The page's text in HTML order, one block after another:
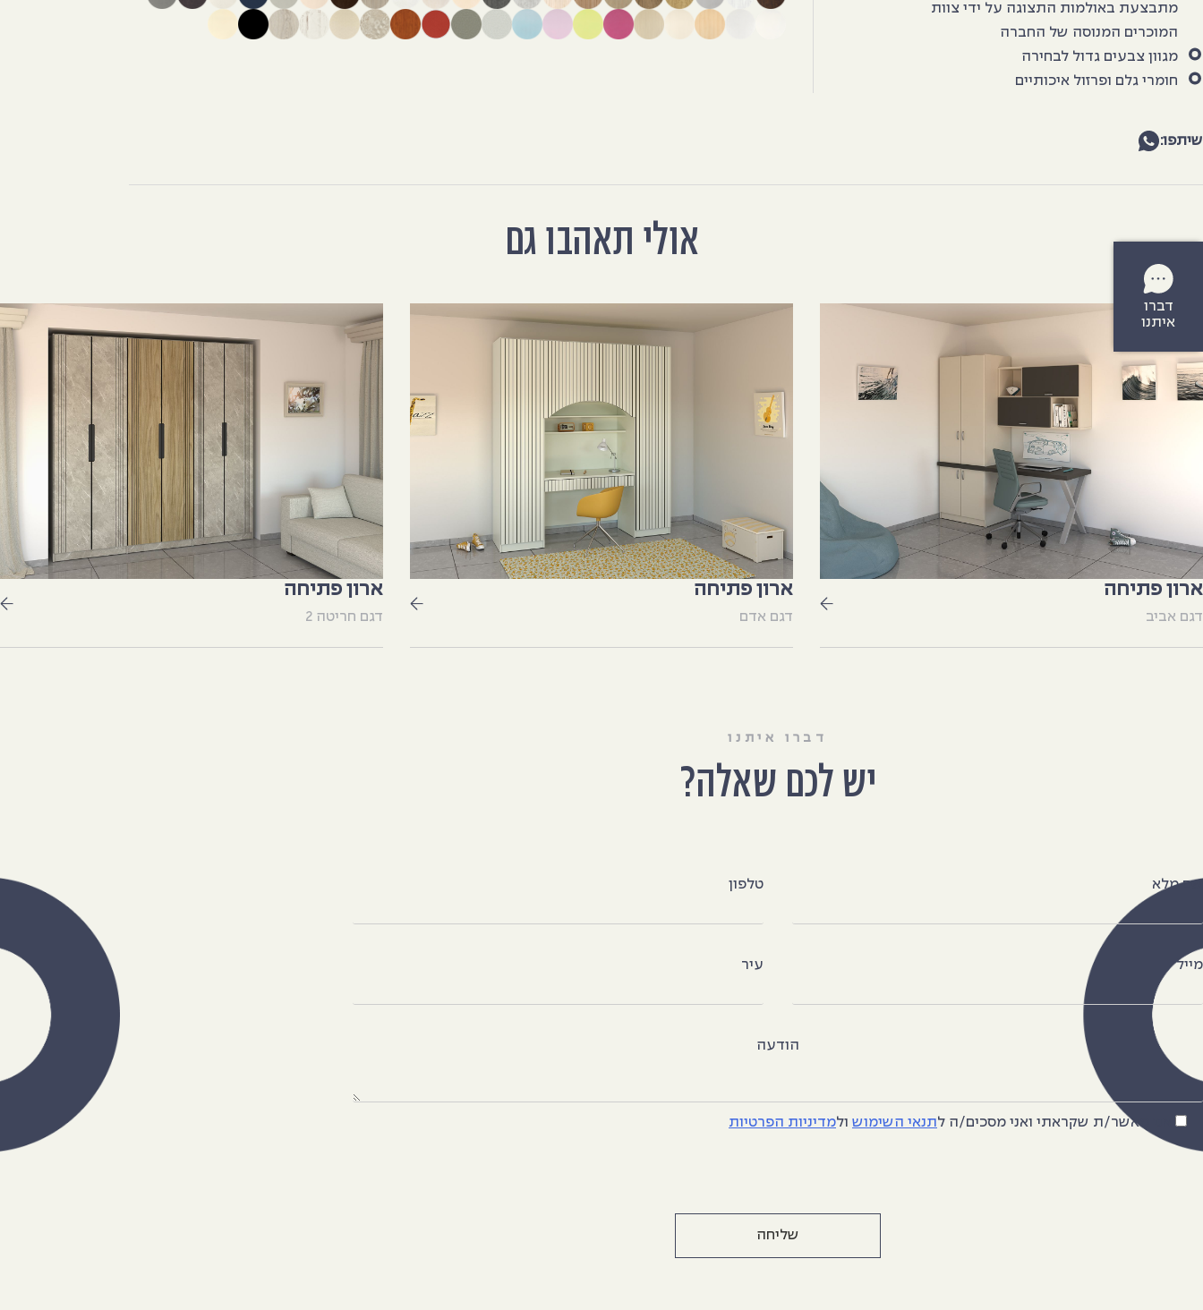
מתבצעת באולמות התצוגה על ידי צוות
המוכרים המנוסה של החברה
מגוון צבעים גדול לבחירה
חומרי גלם ופרזול איכותיים
שיתפו:
אולי תאהבו גם
ארון פתיחה
דגם אביב
ארון פתיחה
דגם אדם
ארון פתיחה
דגם חריטה 2
דברו איתנו
יש לכם שאלה?
שם מלא טלפון
מייל עיר
הודעה
אני מאשר/ת שקראתי ואני מסכים/ה לתנאי השימוש ולמדיניות הפרטיות
דברו
איתנו